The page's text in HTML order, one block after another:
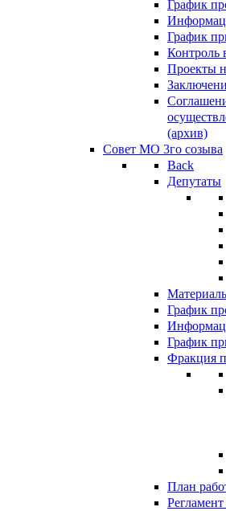
График
График
Контроль
Проекты
(архив)
Совет МО 3го созыва
Back
Депутаты
График
График
Фракция
План